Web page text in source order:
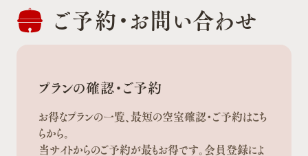
ご予約・お問い合わせ
プランの確認・ご予約
お得なプランの一覧、最短の空室確認・ご予約はこち
らから。
当サイトからのご予約が最もお得です。会員登録によ